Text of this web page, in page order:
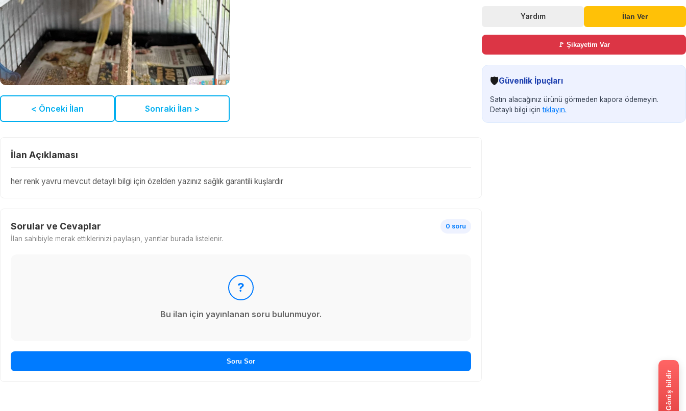
< Önceki İlan Sonraki İlan >
İlan Açıklaması
her renk yavru mevcut detaylı bilgi için özelden yazınız sağlık garantili kuşlardır
Sorular ve Cevaplar 0 soru
İlan sahibiyle merak ettiklerinizi paylaşın, yanıtlar burada listelenir.
?
Bu ilan için yayınlanan soru bulunmuyor.
Soru Sor
Yardım İlan Ver
🚩 Şikayetim Var
🛡️Güvenlik İpuçları
Satın alacağınız ürünü görmeden kapora ödemeyin.
Detaylı bilgi içintıklayın.
Görüş bildir